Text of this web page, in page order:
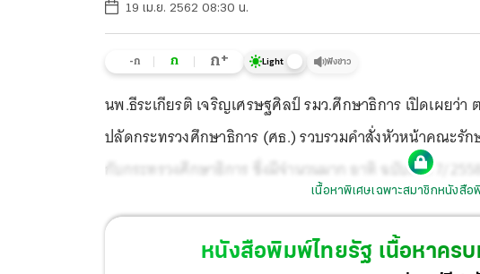
19 เม.ย. 2562 08:30 น.
-ก ก ก+ Light ฟังข่าว
นพ.ธีระเกียรติ เจริญเศรษฐศิลป์ รมว.ศึกษาธิการ เปิดเผย
ปลัดกระทรวงศึกษาธิการ (ศธ.) รวบรวมคำสั่งหัวหน้าคณะรั
กับกระทรวงศึกษาธิการ ซึ่งมีจำนวนมาก อาทิ ฉบับที่ ที่ 7/
คุรุสภา คณะกรรมการส่งเสริมสวัสดิการและสวัสดิภาพครูแ
คณะกรรมการบริหารองค์การค้าของ สกสค. ฉบับที่ 16/2560
ครูและบุคลากรทางการศึกษา ฉบับที่ 19/2560 เรื่องการปฏิรู
เนื้อหาพิเศษเฉพาะสมาชิกหนังสือ
หนังสือพิมพ์ไทยรัฐ เนื้อหาคร